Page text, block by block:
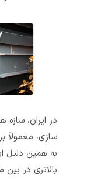
در ایران، سازه‌ های
سازی، معمولاً بر اساس
به همین دلیل این
بالاتری در بین